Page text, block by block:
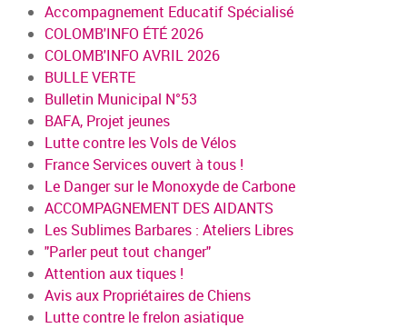
Accompagnement Educatif Spécialisé
COLOMB'INFO ÉTÉ 2026
COLOMB'INFO AVRIL 2026
BULLE VERTE
Bulletin Municipal N°53
BAFA, Projet jeunes
Lutte contre les Vols de Vélos
France Services ouvert à tous !
Le Danger sur le Monoxyde de Carbone
ACCOMPAGNEMENT DES AIDANTS
Les Sublimes Barbares : Ateliers Libres
"Parler peut tout changer"
Attention aux tiques !
Avis aux Propriétaires de Chiens
Lutte contre le frelon asiatique